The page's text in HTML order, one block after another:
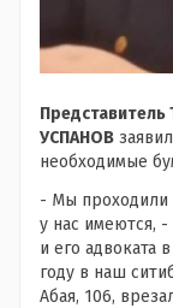
УСПАНОВ
необходимые
- Мы проходили
у нас имеются, -
и его адвоката
году в наш
Абая, 106,